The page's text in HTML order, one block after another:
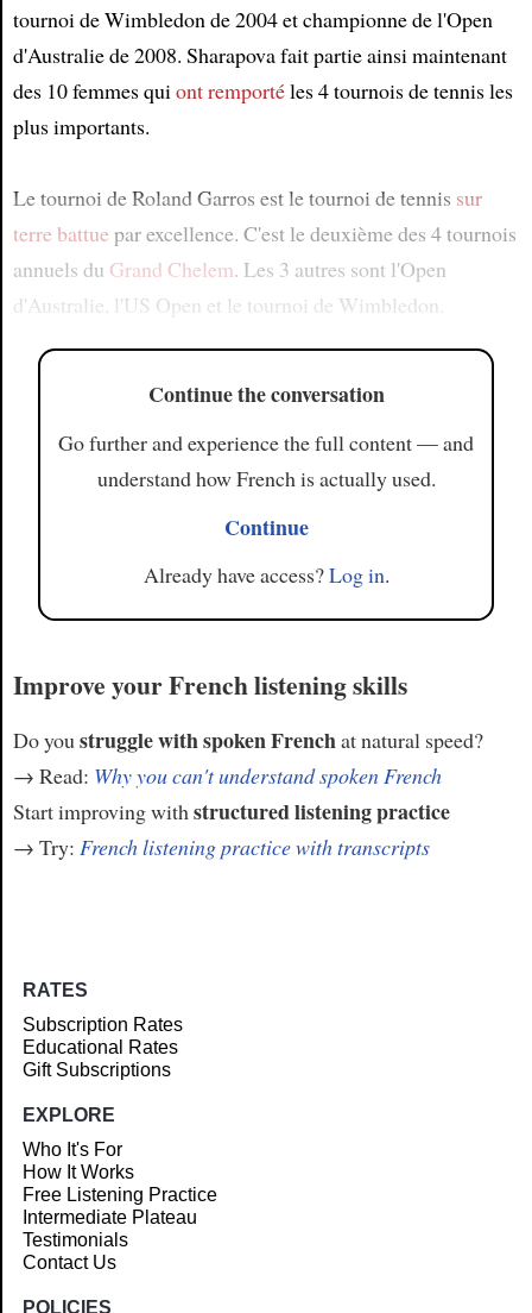
Article
tournoi de Wimbledon de 2004 et championne de l'Open
d'Australie de 2008. Sharapova fait partie ainsi maintenant
des 10 femmes quiont remportéles 4 tournois de tennis les
plus importants.
Le tournoi de Roland Garros est le tournoi de tennis sur
terre battuepar excellence. C'est le deuxième des 4 tournois
annuels du Grand Chelem. Les 3 autres sont l'Open
d'Australie, l'US Open et le tournoi de Wimbledon.
Continue the conversation
Go further and experience the full content — and
understand how French is actually used.
Continue
Already have access?Log in.
Improve your French listening skills
Do you struggle with spoken Frenchat natural speed?
→ Read: Why you can't understand spoken French
Start improving with structured listening practice
→ Try: French listening practice with transcripts
RATES
Subscription Rates
Educational Rates
Gift Subscriptions
EXPLORE
Who It's For
How It Works
Free Listening Practice
Intermediate Plateau
Testimonials
Contact Us
POLICIES